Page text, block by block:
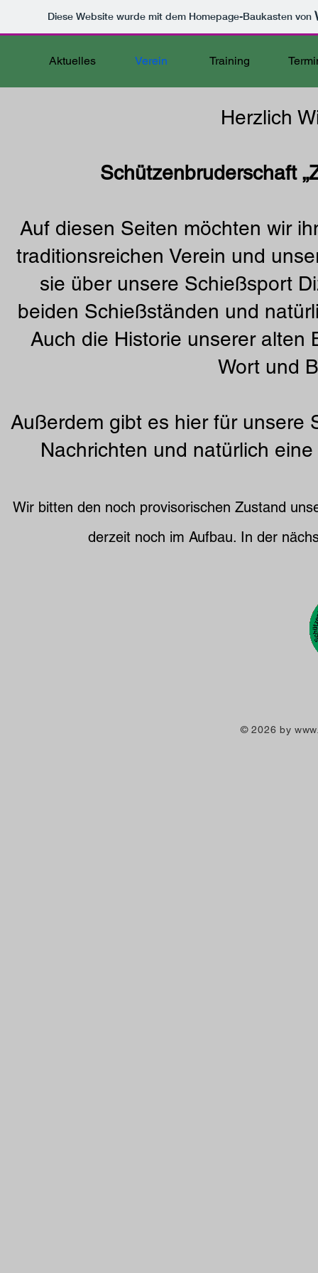
Diese Website wurde mit dem Homepage-Baukasten von
Aktuelles Verein Training
Herzlich
Schützenbruderschaft
Auf diesen Seiten möchten wir
traditionsreichen Verein und
sie über unsere Schießsport
beiden Schießständen und
Auch die Historie unserer alten
Wort und
Außerdem gibt es hier für unsere
Nachrichten und natürlich
Wir bitten den noch provisorischen Zustand
derzeit noch im Aufbau. In der
© 2026 by